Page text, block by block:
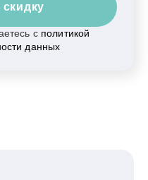
с политикой
данных